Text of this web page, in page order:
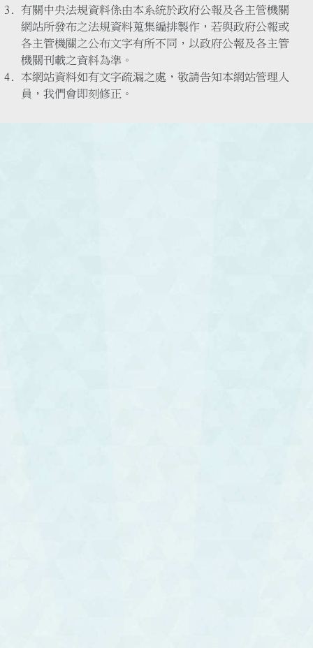
有關中央法規資料係由本系統於政府公報及各主管機關
網站所發布之法規資料蒐集編排製作，若與政府公報或
各主管機關之公布文字有所不同，以政府公報及各主管
機關刊載之資料為準。
本網站資料如有文字疏漏之處，敬請告知本網站管理人
員，我們會即刻修正。